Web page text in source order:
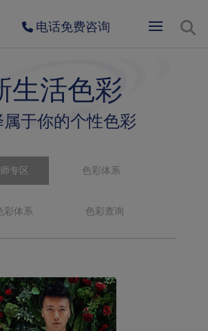
电话免费咨询
生活色彩
于你的个性色彩
专区 色彩体系
彩体系 色彩查询